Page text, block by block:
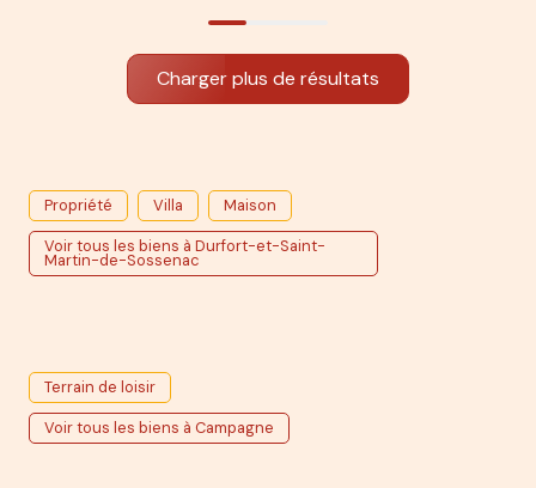
Charger plus de résultats
Propriété Villa
Maison
Voir tous les biens à Durfort-et-Saint-
Martin-de-Sossenac
Terrain de loisir
Voir tous les biens à Campagne